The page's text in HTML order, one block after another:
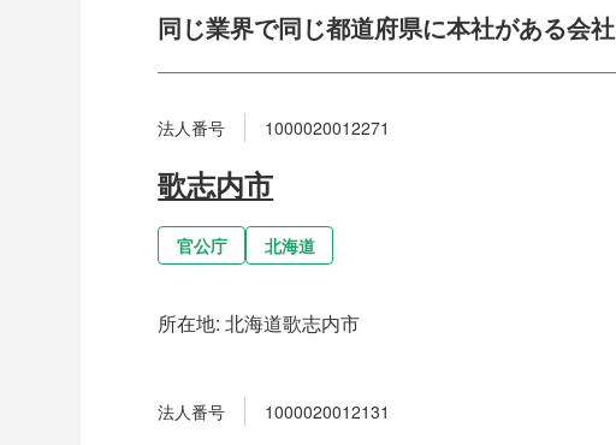
同じ業界で同じ都道府県に本社がある会社
法人番号 1000020012271
歌志内市
官公庁 北海道
所在地:北海道歌志内市
法人番号 1000020012131